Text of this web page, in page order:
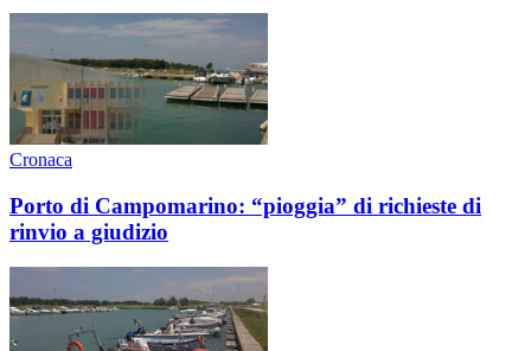
Cronaca
Porto di Campomarino: “pioggia” di richieste di
rinvio a giudizio